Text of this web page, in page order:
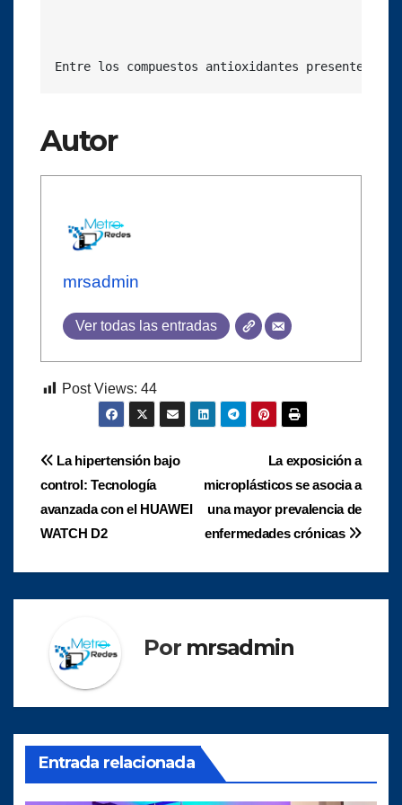
Entre los compuestos antioxidantes presentes
Autor
mrsadmin
Ver todas las entradas
Post Views: 44
Navegación
de
entradas
La exposición a
microplásticos se asocia a
una mayor prevalencia de
enfermedades crónicas
La hipertensión bajo
control: Tecnología
avanzada con el HUAWEI
WATCH D2
Por mrsadmin
Entrada relacionada